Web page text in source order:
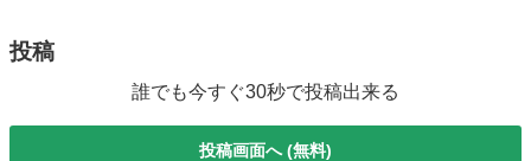
投稿
誰でも今すぐ30秒で投稿出来る
投稿画面へ (無料)